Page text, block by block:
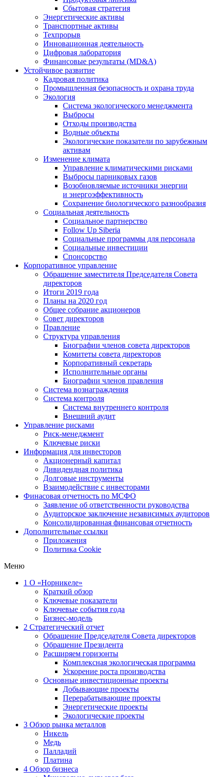
Сбытовая стратегия
Энергетические активы
Транспортные активы
Техпрорыв
Инновационная деятельность
Цифровая лаборатория
Финансовые результаты (MD&A)
Устойчивое развитие
Кадровая политика
Промышленная безопасность и охрана труда
Экология
Система экологического менеджмента
Выбросы
Отходы производства
Водные объекты
Экологические показатели по зарубежным
активам
Изменение климата
Управление климатическими рисками
Выбросы парниковых газов
Возобновляемые источники энергии
и энергоэффективность
Сохранение биологического разнообразия
Социальная деятельность
Социальное партнерство
Follow Up Siberia
Социальные программы для персонала
Социальные инвестиции
Спонсорство
Корпоративное управление
Обращение заместителя Председателя Совета
директоров
Итоги 2019 года
Планы на 2020 год
Общее собрание акционеров
Совет директоров
Правление
Структура управления
Биографии членов совета директоров
Комитеты совета директоров
Корпоративный секретарь
Исполнительные органы
Биографии членов правления
Система вознаграждения
Система контроля
Система внутреннего контроля
Внешний аудит
Управление рисками
Риск-менеджмент
Ключевые риски
Информация для инвесторов
Акционерный капитал
Дивидендная политика
Долговые инструменты
Взаимодействие с инвеcторами
Финасовая отчетность по МСФО
Заявление об ответственности руководства
Аудиторское заключение независимых аудиторов
Консолидированная финансовая отчетность
Дополнительные ссылки
Приложения
Политика Cookie
Меню
1 О «Норникеле»
Краткий обзор
Ключевые показатели
Ключевые события года
Бизнес-модель
2 Стратегический отчет
Обращение Председателя Совета директоров
Обращение Президента
Расширяем горизонты
Комплексная экологическая программа
Ускорение роста производства
Основные инвестиционные проекты
Добывающие проекты
Перерабатывающие проекты
Энергетические проекты
Экологические проекты
3 Обзор рынка металлов
Никель
Медь
Палладий
Платина
4 Обзор бизнеса